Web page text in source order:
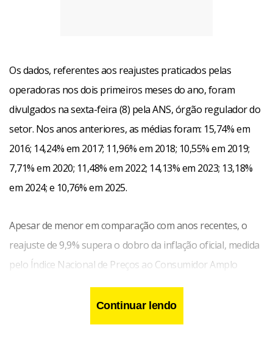
Os dados, referentes aos reajustes praticados pelas
operadoras nos dois primeiros meses do ano, foram
divulgados na sexta-feira (8) pela ANS, órgão regulador do
setor. Nos anos anteriores, as médias foram: 15,74% em
2016; 14,24% em 2017; 11,96% em 2018; 10,55% em 2019;
7,71% em 2020; 11,48% em 2022; 14,13% em 2023; 13,18%
em 2024; e 10,76% em 2025.
Apesar de menor em comparação com anos recentes, o
reajuste de 9,9% supera o dobro da inflação oficial, medida
pelo Índice Nacional de Preços ao Consumidor Amplo
(IPCA), que ficou em 3,81% em fevereiro de 2026. A ANS
esclarece que não é apropriado comparar diretamente a
inflação com os reajustes dos planos, pois esses
Continuar lendo